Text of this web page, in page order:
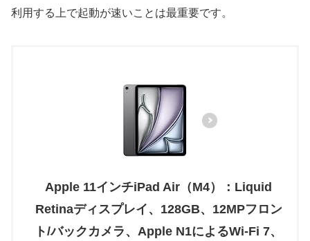
利用する上で起動が速いことは最重要です。
Apple 11インチiPad Air（M4）：Liquid
Retinaディスプレイ、128GB、12MPフロン
ト/バックカメラ、Apple N1によるWi-Fi 7、